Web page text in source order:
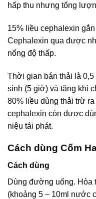
hấp thu nhưng tổng
15% liều cephalexin
Cephalexin qua được
nổng độ thấp.
Thời gian bán thải là
sinh (5 giờ) và tăng khi
80% liều dùng thải trừ
cephalexin còn được
niệu tái phát.
Cách dùng Cốm
Cách dùng
Dùng đường uống.
(khoảng 5 – 10ml nước